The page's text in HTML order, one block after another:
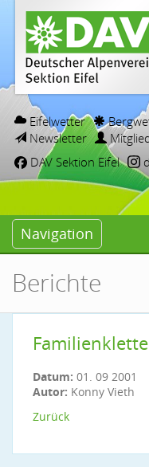
Eifelwetter
Newsletter
DAV Sektion Eifel
Navigation
Berichte
Datum: 01. 09 2001
Autor: Konny Vieth
Zurück